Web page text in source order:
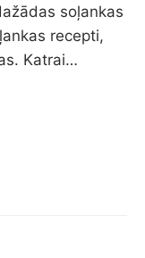
soļankas
recepti,
Katrai…